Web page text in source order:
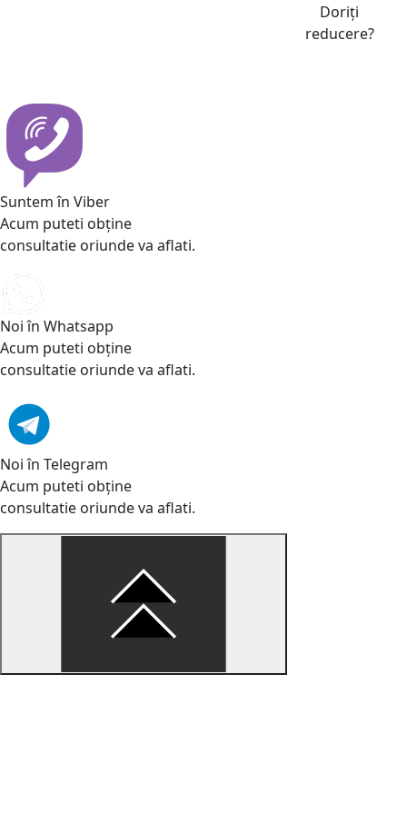
Doriți
reducere?
Suntem în Viber
Acum puteti obține
consultatie oriunde va aflati.
Noi în Whatsapp
Acum puteti obține
consultatie oriunde va aflati.
Noi în Telegram
Acum puteti obține
consultatie oriunde va aflati.